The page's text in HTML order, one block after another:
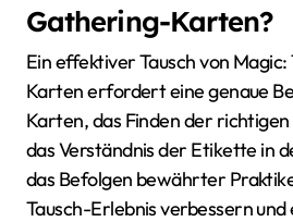
Gathering-Karten?
Ein effektiver Tausch von
Karten erfordert eine genaue
Karten, das Finden der
das Verständnis der Etikette in
das Befolgen bewährter
Tausch-Erlebnis verbessern